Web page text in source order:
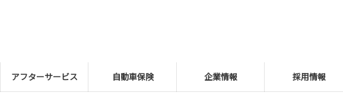
アフターサービス 自動車保険 企業情報 採用情報